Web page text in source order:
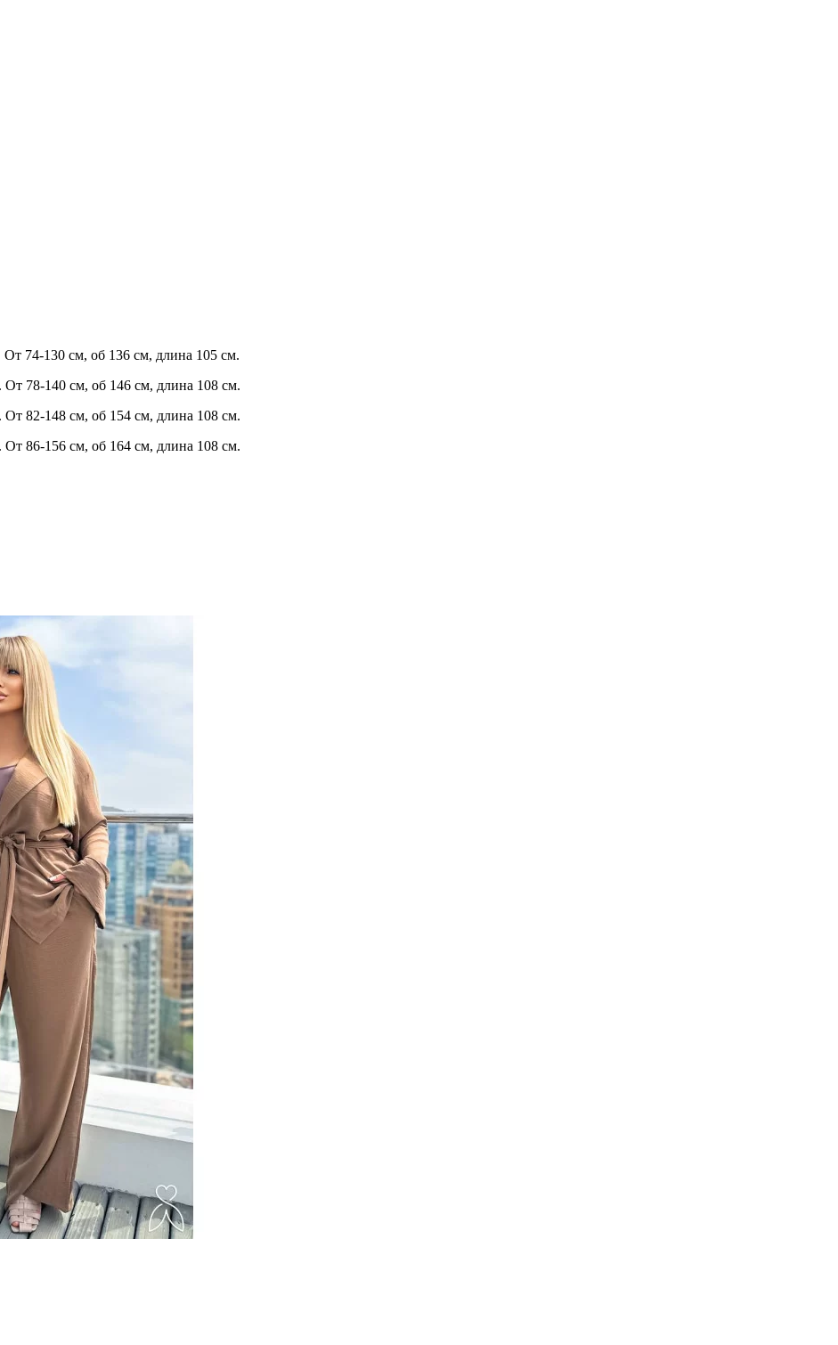
74-130 см, об 136 см, длина 105 см.
78-140 см, об 146 см, длина 108 см.
82-148 см, об 154 см, длина 108 см.
86-156 см, об 164 см, длина 108 см.